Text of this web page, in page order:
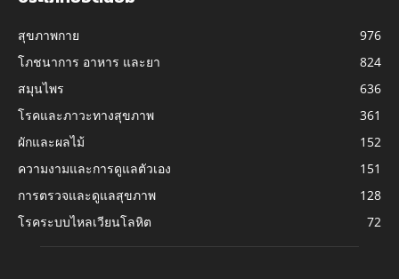
สุขภาพกาย
976
โภชนาการ อาหาร และยา
824
สมุนไพร
636
โรคและภาวะทางสุขภาพ
361
ผักและผลไม้
152
ความงามและการดูแลตัวเอง
151
การตรวจและดูแลสุขภาพ
128
โรคระบบไหลเวียนโลหิต
72